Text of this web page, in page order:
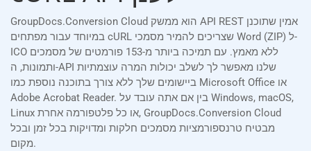
GroupDocs.Conversion Cloud הוא ממשק API REST אמין שתוכנן
במיוחד עבור מפתחים cURL שצריכים להמיר מסמכי Word (ZIP) ל-
ICO ללא מאמץ. עם תמיכה ביותר מ-153 פורמטים של מסמכים
ותמונות, ה-API שלנו מאפשר לך לשלב יכולות המרה עוצמתיות
ביישומים שלך ללא צורך בתוכנה נוספת כמו Microsoft Office או
Adobe Acrobat Reader. בין אם אתה עובד על Windows, macOS,
Linux או כל פלטפורמה אחרת, GroupDocs.Conversion Cloud
מבטיח טרנספורמציות מסמכים חלקות ומדויקות בכל זמן ובכל
מקום.